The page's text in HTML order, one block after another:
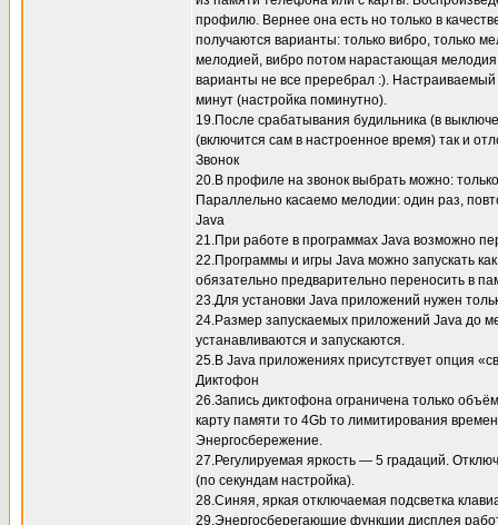
профилю. Вернее она есть но только в
получаются варианты: только вибро, только
мелодией, вибро потом нарастающая
варианты не все преребрал :).
минут (настройка поминутно).
19.После срабатывания будильника (в
(включится сам в настроенное время) так и
Звонок
20.В профиле на звонок выбрать можно:
Параллельно касаемо мелодии: один раз,
Java
21.При работе в программах Java возможно
22.Программы и игры Java можно запускать
обязательно предварительно переносить в
23.Для установки Java приложений нужен
24.Размер запускаемых приложений Java до
устанавливаются и запускаются.
25.В Java приложениях присутствует опция
Диктофон
26.Запись диктофона ограничена только
карту памяти то 4Gb то лимитирования
Энергосбережение.
27.Регулируемая яркость — 5 градаций.
(по секундам настройка).
28.Синяя, яркая отключаемая подсветка
29.Энергосберегающие функции дисплея